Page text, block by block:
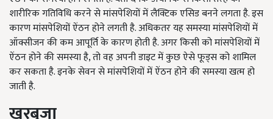
शारीरिक गतिविधि करने से मांसपेशियों में लैक्टिक एसिड बनने लगता है. इस
कारण मांसपेशियों ऐंठन होने लगती है. अधिकतर यह समस्या मांसपेशियों में
ऑक्सीजन की कम आपूर्ति के कारण होती है. अगर किसी को मांसपेशियों में
ऐंठन होने की समस्या है, तो वह अपनी डाइट में कुछ ऐसे फूड्स को शामिल
कर सकता है. इनके सेवन से मांसपेशियों में ऐंठन होने की समस्या खत्म हो
जाती है.